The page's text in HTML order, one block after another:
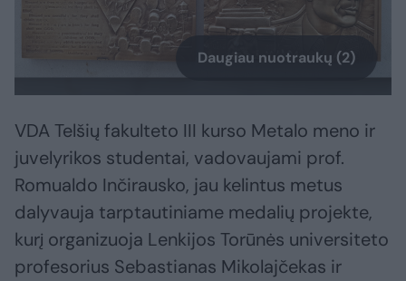
Daugiau nuotraukų (2)
VDA Telšių fakulteto III kurso Metalo meno ir
juvelyrikos studentai, vadovaujami prof.
Romualdo Inčirausko, jau kelintus metus
dalyvauja tarptautiniame medalių projekte,
kurį organizuoja Lenkijos Torūnės universiteto
profesorius Sebastianas Mikolajčekas ir